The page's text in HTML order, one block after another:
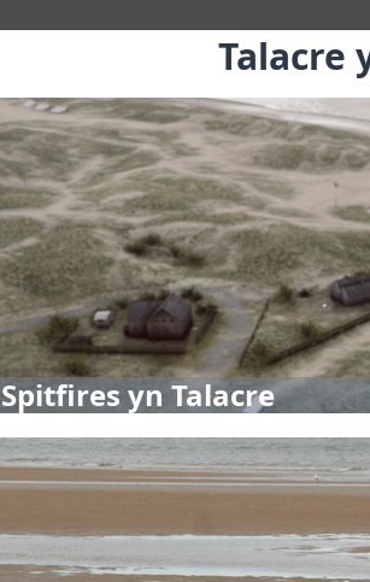
Talacre
Spitfires yn Talacre